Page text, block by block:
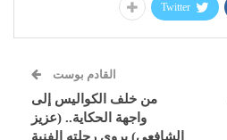
Twitter
القادم بوست
من خلف الكواليس إلى
واجهة الحكاية.. (عزيز
الشافعي) يروي رحلته الفنية